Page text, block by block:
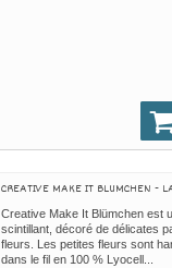
CREATIVE MAKE IT BLUMCHEN -
Creative Make It Blümchen est
scintillant, décoré de délicates
fleurs. Les petites fleurs sont
dans le fil en 100 % Lyocell...